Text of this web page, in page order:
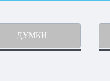
ДУМКИ